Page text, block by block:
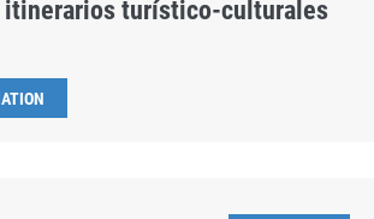
itinerarios turístico-culturales